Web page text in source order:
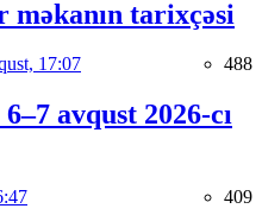
məkanın tarixçəsi
17:07 488
avqust 2026-cı
409